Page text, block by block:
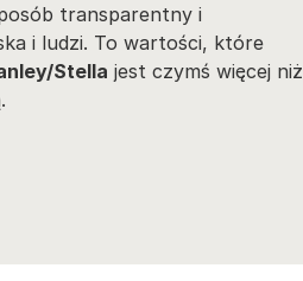
transparentny i
i ludzi. To wartości, które
Stella jest czymś więcej niż